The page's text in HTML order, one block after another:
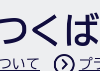
く
いて プ